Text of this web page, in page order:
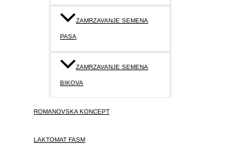
ZAMRZAVANJE SEMENA
PASA
ZAMRZAVANJE SEMENA
BIKOVA
ROMANOVSKA KONCEPT
LAKTOMAT FASM